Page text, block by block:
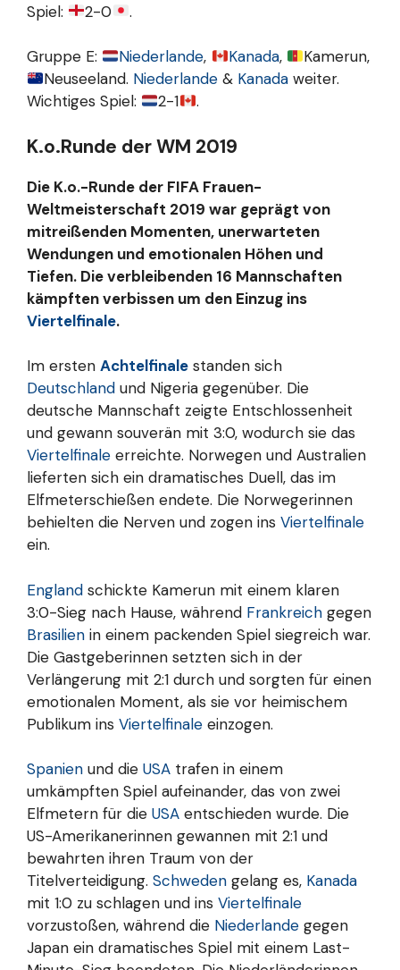
Spiel:
2-0 .
Gruppe E: Niederlande, Kanada,
Kamerun,
Neuseeland. Niederlande & Kanada weiter.
Wichtiges Spiel:
2-1 .
K.o.Runde der WM 2019
Die K.o.-Runde der FIFA Frauen-
Weltmeisterschaft 2019 war geprägt von
mitreißenden Momenten, unerwarteten
Wendungen und emotionalen Höhen und
Tiefen. Die verbleibenden 16 Mannschaften
kämpften verbissen um den Einzug ins
Viertelfinale.
Im ersten Achtelfinale standen sich
Deutschland und Nigeria gegenüber. Die
deutsche Mannschaft zeigte Entschlossenheit
und gewann souverän mit 3:0, wodurch sie das
Viertelfinale erreichte. Norwegen und Australien
lieferten sich ein dramatisches Duell, das im
Elfmeterschießen endete. Die Norwegerinnen
behielten die Nerven und zogen ins Viertelfinale
ein.
England schickte Kamerun mit einem klaren
3:0-Sieg nach Hause, während Frankreich gegen
Brasilien in einem packenden Spiel siegreich war.
Die Gastgeberinnen setzten sich in der
Verlängerung mit 2:1 durch und sorgten für einen
emotionalen Moment, als sie vor heimischem
Publikum ins Viertelfinale einzogen.
Spanien und die USA trafen in einem
umkämpften Spiel aufeinander, das von zwei
Elfmetern für die USA entschieden wurde. Die
US-Amerikanerinnen gewannen mit 2:1 und
bewahrten ihren Traum von der
Titelverteidigung. Schweden gelang es, Kanada
mit 1:0 zu schlagen und ins Viertelfinale
vorzustoßen, während die Niederlande gegen
Japan ein dramatisches Spiel mit einem Last-